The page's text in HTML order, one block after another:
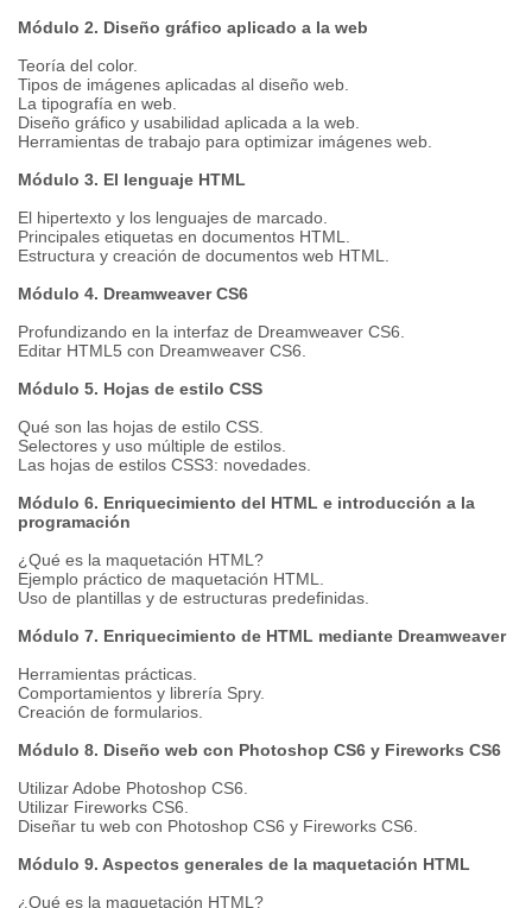
Módulo 2. Diseño gráfico aplicado a la web
Teoría del color.
Tipos de imágenes aplicadas al diseño web.
La tipografía en web.
Diseño gráfico y usabilidad aplicada a la web.
Herramientas de trabajo para optimizar imágenes web.
Módulo 3. El lenguaje HTML
El hipertexto y los lenguajes de marcado.
Principales etiquetas en documentos HTML.
Estructura y creación de documentos web HTML.
Módulo 4. Dreamweaver CS6
Profundizando en la interfaz de Dreamweaver CS6.
Editar HTML5 con Dreamweaver CS6.
Módulo 5. Hojas de estilo CSS
Qué son las hojas de estilo CSS.
Selectores y uso múltiple de estilos.
Las hojas de estilos CSS3: novedades.
Módulo 6. Enriquecimiento del HTML e introducción a la
programación
¿Qué es la maquetación HTML?
Ejemplo práctico de maquetación HTML.
Uso de plantillas y de estructuras predefinidas.
Módulo 7. Enriquecimiento de HTML mediante Dreamweaver
Herramientas prácticas.
Comportamientos y librería Spry.
Creación de formularios.
Módulo 8. Diseño web con Photoshop CS6 y Fireworks CS6
Utilizar Adobe Photoshop CS6.
Utilizar Fireworks CS6.
Diseñar tu web con Photoshop CS6 y Fireworks CS6.
Módulo 9. Aspectos generales de la maquetación HTML
¿Qué es la maquetación HTML?